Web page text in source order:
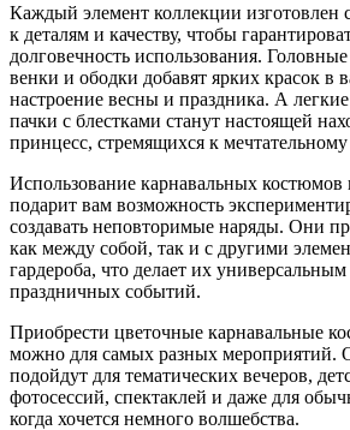
Каждый элемент коллекции
к деталям и качеству, чтобы
долговечность использования.
венки и ободки добавят ярких красок в
настроение весны и праздника. А
пачки с блестками станут настоящей
принцесс, стремящихся к
Использование карнавальных костюмов
подарит вам возможность
создавать неповторимые наряды. Они
как между собой, так и с другими
гардероба, что делает их
праздничных событий.
Приобрести цветочные карнавальные
можно для самых разных мероприятий.
подойдут для тематических вечеров,
фотосессий, спектаклей и даже для
когда хочется немного волшебства.